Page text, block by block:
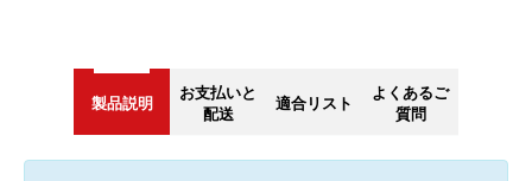
製品説明
お支払いと
配送
適合リスト
よくあるご
質問